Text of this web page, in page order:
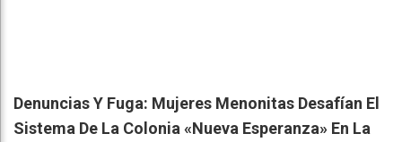
Denuncias Y Fuga: Mujeres Menonitas Desafían El
Sistema De La Colonia «Nueva Esperanza» En La